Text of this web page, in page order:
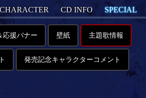
CHARACTER CD INFO SPECIAL
応援バナー 壁紙 主題歌情報
発売記念キャラクターコメント